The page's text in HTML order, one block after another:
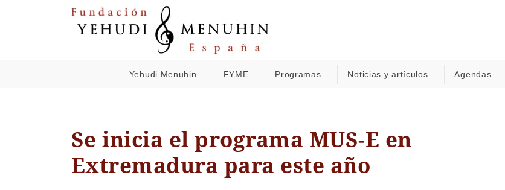
Yehudi Menuhin FYME Programas Noticias y artículos Agendas
Se inicia el programa MUS-E en
Extremadura para este año